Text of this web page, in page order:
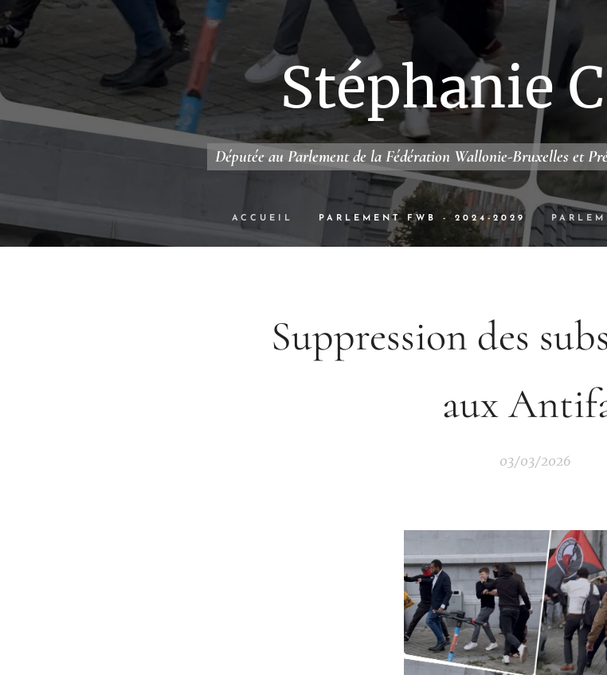
Stéphanie
Députée au Parlement de la Fédération Wallonie-Bruxelles et
ACCUEIL PARLEMENT FWB - 2024-2029
Suppression des
aux
03/03/2026